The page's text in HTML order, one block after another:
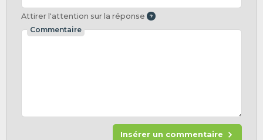
Attirer l'attention sur la réponse
Commentaire
Insérer un commentaire